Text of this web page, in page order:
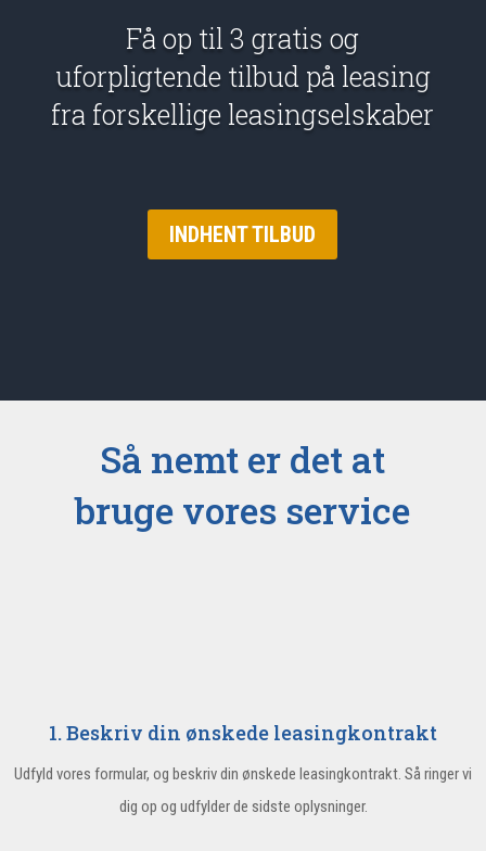
Få op til 3 gratis og
uforpligtende tilbud på leasing
fra forskellige leasingselskaber
INDHENT TILBUD
Så nemt er det at
bruge vores service
1. Beskriv din ønskede leasingkontrakt
Udfyld vores formular, og beskriv din ønskede leasingkontrakt. Så ringer vi
dig op og udfylder de sidste oplysninger.